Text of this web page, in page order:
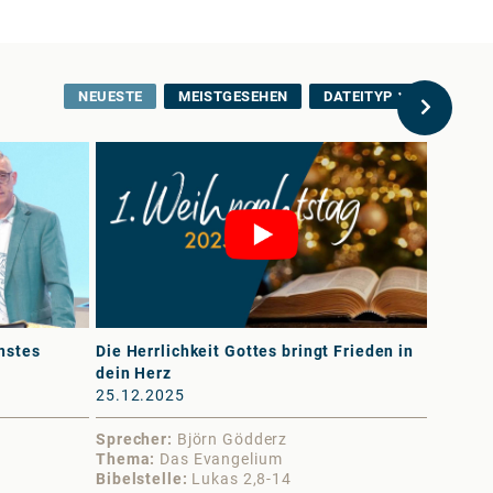
NEUESTE MEISTGESEHEN DATEITYP
Die Herrlichkeit Gottes bringt Frieden in
dein Herz
25.12.2025
Sprecher
Björn Gödderz
Thema
Das Evangelium
Bibelstelle
Lukas 2,8-14